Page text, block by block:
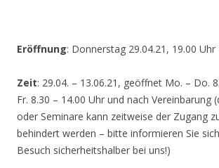
Eröffnung: Donnerstag 29.04.21, 19.00 Uhr
Zeit: 29.04. – 13.06.21, geöffnet Mo. – Do.
Fr. 8.30 – 14.00 Uhr und nach Vereinbarung
oder Seminare kann zeitweise der Zugang
behindert werden – bitte informieren Sie
Besuch sicherheitshalber bei uns!)